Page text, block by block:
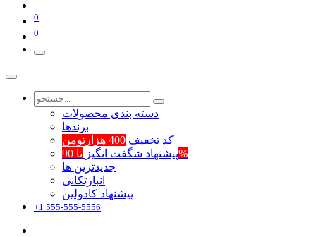
0
0
دسته بندی محصولات
برند‌ها
کد تخفیف 400 هزارتومن
پیشنهاد شگفت انگیزتا 90%
جدیدترین ها
انبارتکانی
پیشنهاد کادولین
+1 555-555-5556